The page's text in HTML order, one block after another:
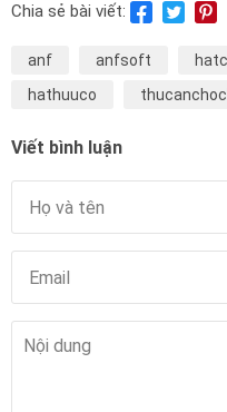
Chia sẻ bài viết:
anf anfsoft
hathuuco
Viết bình luận